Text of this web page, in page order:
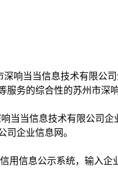
当当信息技术有限公司
企业信息网。
用信息公示系统，输入